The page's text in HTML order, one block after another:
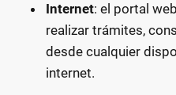
Internet: el portal
realizar trámites,
desde cualquier
internet.